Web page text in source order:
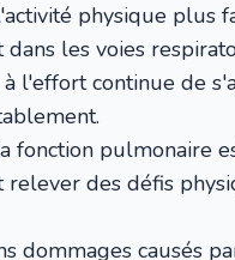
physique plus
dans les voies
l'effort continue de
fonction pulmonaire
des défis
dommages causés